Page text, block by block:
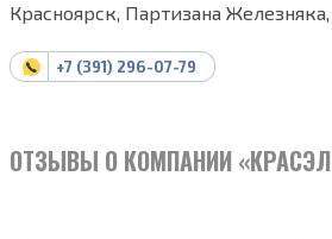
Красноярск, Партизана
+7 (391) 296-07-79
ОТЗЫВЫ О КОМПАНИИ